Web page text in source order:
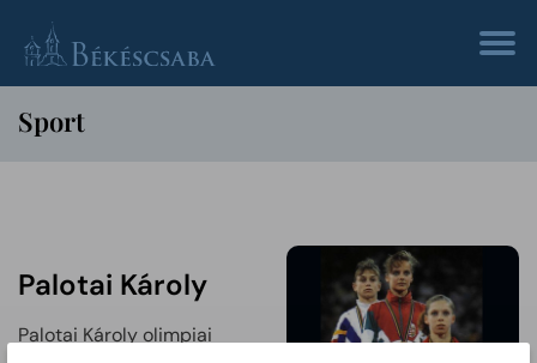
Sport
Palotai Károly
Palotai Károly olimpiai